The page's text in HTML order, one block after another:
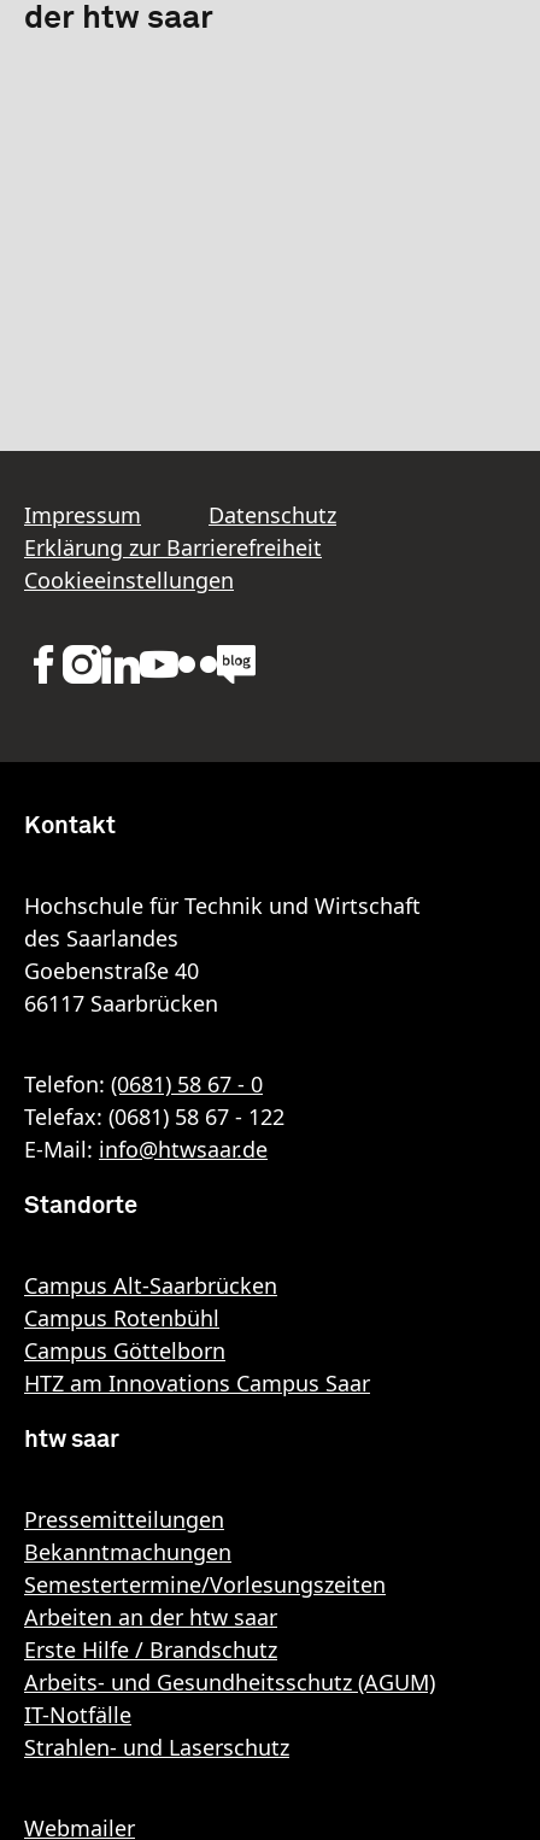
der htw saar
Impressum
Datenschutz
Erklärung zur Barrierefreiheit
Cookieeinstellungen
Kontakt
Hochschule für Technik und Wirtschaft
des Saarlandes
Goebenstraße 40
66117 Saarbrücken
Telefon: (0681) 58 67 - 0
Telefax: (0681) 58 67 - 122
E-Mail: info@htwsaar.de
Standorte
Campus Alt-Saarbrücken
Campus Rotenbühl
Campus Göttelborn
HTZ am Innovations Campus Saar
htw saar
Pressemitteilungen
Bekanntmachungen
Semestertermine/Vorlesungszeiten
Arbeiten an der htw saar
Erste Hilfe / Brandschutz
Arbeits- und Gesundheitsschutz (AGUM)
IT-Notfälle
Strahlen- und Laserschutz
Webmailer